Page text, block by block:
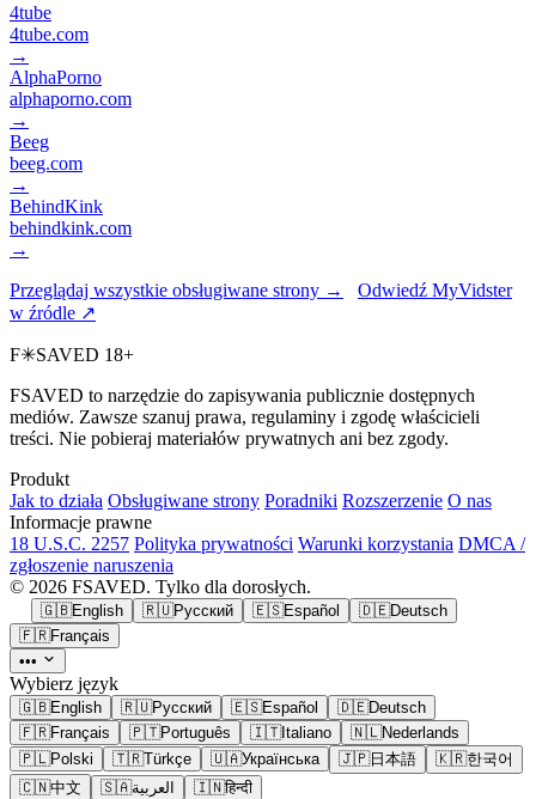
4tube
4tube.com
→
AlphaPorno
alphaporno.com
→
Beeg
beeg.com
→
BehindKink
behindkink.com
→
Przeglądaj wszystkie obsługiwane strony →
Odwiedź MyVidster
w źródle ↗
F✳SAVED 18+
FSAVED to narzędzie do zapisywania publicznie dostępnych
mediów. Zawsze szanuj prawa, regulaminy i zgodę właścicieli
treści. Nie pobieraj materiałów prywatnych ani bez zgody.
Produkt
Jak to działa Obsługiwane strony Poradniki Rozszerzenie O nas
Informacje prawne
18 U.S.C. 2257 Polityka prywatności Warunki korzystania DMCA /
zgłoszenie naruszenia
© 2026 FSAVED. Tylko dla dorosłych.
🇬🇧English 🇷🇺Русский 🇪🇸Español 🇩🇪Deutsch
🇫🇷Français
•••
Wybierz język
🇬🇧English 🇷🇺Русский 🇪🇸Español 🇩🇪Deutsch
🇫🇷Français 🇵🇹Português 🇮🇹Italiano 🇳🇱Nederlands
🇵🇱Polski 🇹🇷Türkçe 🇺🇦Українська 🇯🇵日本語 🇰🇷한국어
🇨🇳中文 🇸🇦العربية 🇮🇳हिन्दी